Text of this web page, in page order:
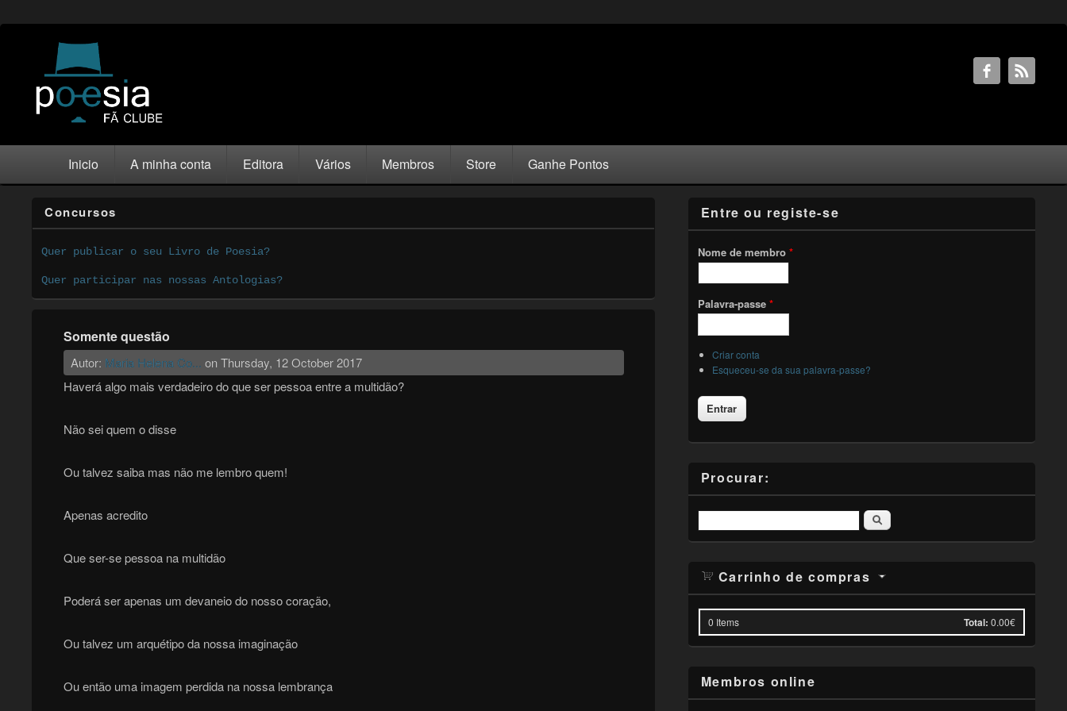
Inicio A minha conta Editora Vários Membros Store Ganhe Pontos
Concursos
Quer publicar o seu Livro de Poesia?
Quer participar nas nossas Antologias?
Somente questão
Autor: Maria Helena Co... on Thursday, 12 October 2017
Haverá algo mais verdadeiro do que ser pessoa entre a multidão?
Não sei quem o disse
Ou talvez saiba mas não me lembro quem!
Apenas acredito
Que ser-se pessoa na multidão
Poderá ser apenas um devaneio do nosso coração,
Ou talvez um arquétipo da nossa imaginação
Ou então uma imagem perdida na nossa lembrança
Entre ou registe-se
Nome de membro *
Palavra-passe *
Criar conta
Esqueceu-se da sua palavra-passe?
Procurar:
Pesquisar
Carrinho de compras
0 Items Total: 0.00€
Membros online